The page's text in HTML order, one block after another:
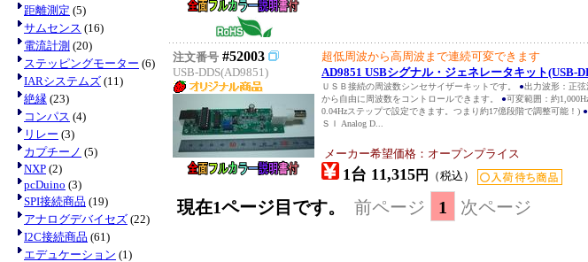
距離測定 (5)
サムセンス (16)
電流計測 (20)
ステッピングモーター (6)
IARシステムズ (11)
絶縁 (23)
コンパス (4)
リレー (3)
カプチーノ (5)
NXP (2)
pcDuino (3)
SPI接続商品 (19)
アナログデバイセズ (22)
I2C接続商品 (61)
エデュケーション (1)
注文番号 #52003
USB-DDS(AD9851)
超低周波から高周波まで連続可変できます
AD9851 USBシグナル・ジェネレータキット(USB-
ＵＳＢ接続の周波数シンセサイザーキットです。 ●出力波形：正弦
から自由に周波数をコントロールできます。 ●可変範囲：約
0.04Hzステップで設定できます。つまり約17億段階で調整可能！) ●
ＳＩ Analog D...
メーカー希望価格：オープンプライス
1台 11,315円 （税込）
現在1ページ目です。 前ページ 1 次ページ